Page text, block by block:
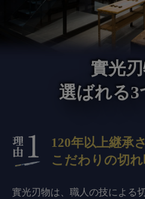
實光
選ばれる3
120年以上継承
こだわりの切
實光刃物は、職人の技による